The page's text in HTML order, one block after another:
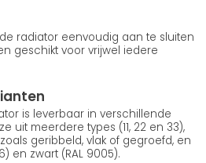
radiator eenvoudig aan te sluiten
geschikt voor vrijwel iedere
is leverbaar in verschillende
uit meerdere types (11, 22 en 33),
geribbeld, vlak of gegroefd, en
en zwart (RAL 9005).